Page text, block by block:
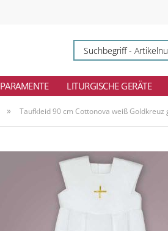
PARAMENTE LITURGISCHE GERÄTE
» Taufkleid 90 cm Cottonova weiß Goldkreuz